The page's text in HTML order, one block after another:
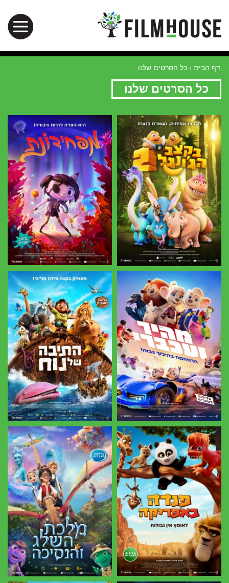
דף הבית › כל הסרטים שלנו
כל הסרטים שלנו